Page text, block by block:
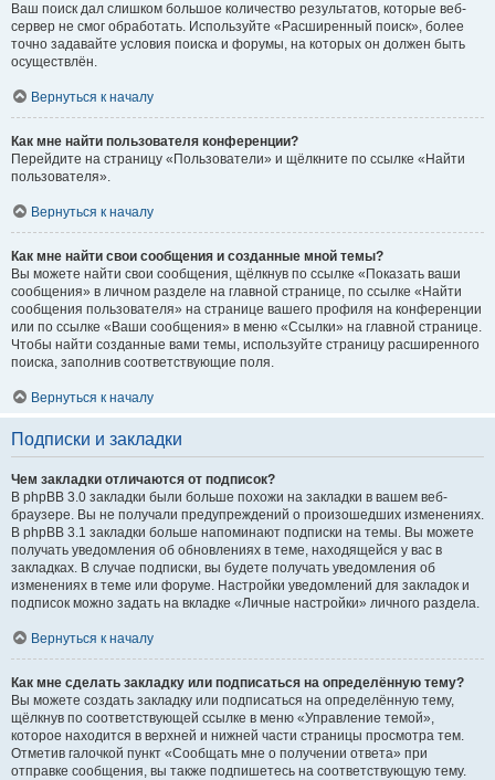
Ваш поиск дал слишком большое количество результатов, которые веб-
сервер не смог обработать. Используйте «Расширенный поиск», более
точно задавайте условия поиска и форумы, на которых он должен быть
осуществлён.
Вернуться к началу
Как мне найти пользователя конференции?
Перейдите на страницу «Пользователи» и щёлкните по ссылке «Найти
пользователя».
Вернуться к началу
Как мне найти свои сообщения и созданные мной темы?
Вы можете найти свои сообщения, щёлкнув по ссылке «Показать ваши
сообщения» в личном разделе на главной странице, по ссылке «Найти
сообщения пользователя» на странице вашего профиля на конференции
или по ссылке «Ваши сообщения» в меню «Ссылки» на главной странице.
Чтобы найти созданные вами темы, используйте страницу расширенного
поиска, заполнив соответствующие поля.
Вернуться к началу
Подписки и закладки
Чем закладки отличаются от подписок?
В phpBB 3.0 закладки были больше похожи на закладки в вашем веб-
браузере. Вы не получали предупреждений о произошедших изменениях.
В phpBB 3.1 закладки больше напоминают подписки на темы. Вы можете
получать уведомления об обновлениях в теме, находящейся у вас в
закладках. В случае подписки, вы будете получать уведомления об
изменениях в теме или форуме. Настройки уведомлений для закладок и
подписок можно задать на вкладке «Личные настройки» личного раздела.
Вернуться к началу
Как мне сделать закладку или подписаться на определённую тему?
Вы можете создать закладку или подписаться на определённую тему,
щёлкнув по соответствующей ссылке в меню «Управление темой»,
которое находится в верхней и нижней части страницы просмотра тем.
Отметив галочкой пункт «Сообщать мне о получении ответа» при
отправке сообщения, вы также подпишетесь на соответствующую тему.